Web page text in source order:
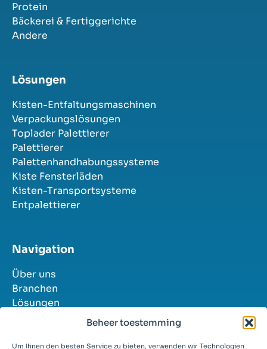
Beheer toestemming
Um Ihnen den besten Service zu bieten, verwenden wir Technologien
Protein
Bäckerei & Fertiggerichte
Andere
Lösungen
Kisten-Entfaltungsmaschinen
Verpackungslösungen
Toplader Palettierer
Palettierer
Palettenhandhabungssysteme
Kiste Fensterläden
Kisten-Transportsysteme
Entpalettierer
Navigation
Über uns
Branchen
Lösungen
Erfolgsgeschichten
Stellenangebote